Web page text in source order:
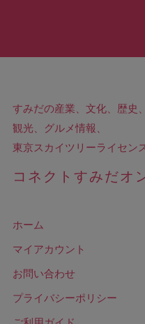
すみだの産業、文化、歴史、
観光、グルメ情報、
東京スカイツリーライセン
コネクトすみだオ
ホーム
マイアカウント
お問い合わせ
プライバシーポリシー